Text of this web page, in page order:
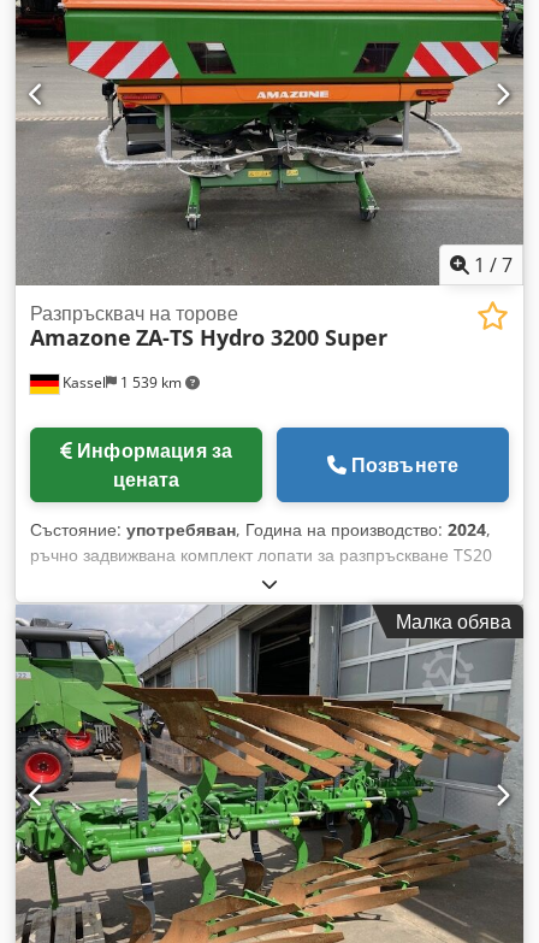
Cjdpfxjt Dwh Rj Ab Tjrf
1 /7
Kassel 1 539 km
Разпръсквач на торове
Amazone ZA-TS Hydro 3200 Super
Информация за
цената
Позвънете
Състояние: употребяван, Година на производство: 2024,
ръчно задвижвана комплект лопати за разпръскване TS20
ляво, комплект лопати за разпръскване TS20 дясно; Хидро
задвижване ляво с AutoTS и FlowControl ProfiSPro, хидро
задвижване дясно с AutoTS и FlowControl ProfiSPro; главен
диск ляво с AutoTS / главен диск дясно Cedpfjtrdzwsx Ab
Tsrf
Малка обява